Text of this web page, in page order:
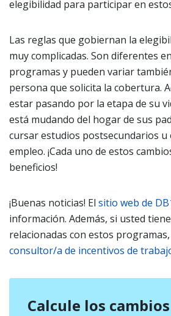
elegibilidad para participar en
Las reglas que gobiernan la
muy complicadas. Son diferentes
programas y pueden variar
persona que solicita la cobertura.
estar pasando por la etapa de su
está mudando del hogar de sus
cursar estudios postsecundarios
empleo. ¡Cada uno de estos
beneficios!
¡Buenas noticias! El sitio web de
información. Además, si usted
relacionadas con estos
consultor/a de incentivos de
Calcule los